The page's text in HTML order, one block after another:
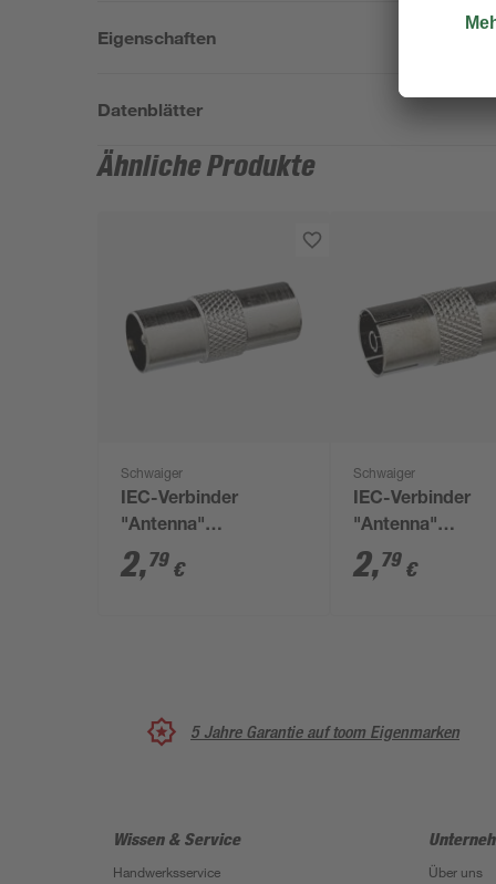
Eigenschaften
Datenblätter
Ähnliche Produkte
Schwaiger
IEC-Verbinder
"Antenna"
Professional Stecker
2,79 €
Schwaiger
IEC-Verbinder
"Antenna"
Professional
2,79 €
5 Jahre Garantie auf toom Eigenmarken
Wissen & Service
Handwerksservice
Über uns